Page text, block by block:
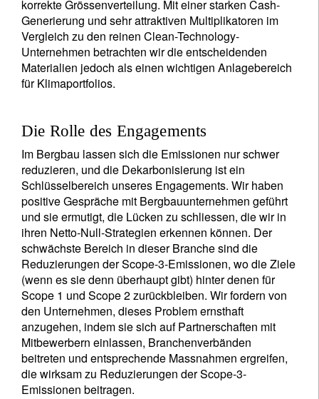
korrekte Grössenverteilung. Mit einer starken Cash-
Generierung und sehr attraktiven Multiplikatoren im
Vergleich zu den reinen Clean-Technology-
Unternehmen betrachten wir die entscheidenden
Materialien jedoch als einen wichtigen Anlagebereich
für Klimaportfolios.
Die Rolle des Engagements
Im Bergbau lassen sich die Emissionen nur schwer
reduzieren, und die Dekarbonisierung ist ein
Schlüsselbereich unseres Engagements. Wir haben
positive Gespräche mit Bergbauunternehmen geführt
und sie ermutigt, die Lücken zu schliessen, die wir in
ihren Netto-Null-Strategien erkennen können. Der
schwächste Bereich in dieser Branche sind die
Reduzierungen der Scope-3-Emissionen, wo die Ziele
(wenn es sie denn überhaupt gibt) hinter denen für
Scope 1 und Scope 2 zurückbleiben. Wir fordern von
den Unternehmen, dieses Problem ernsthaft
anzugehen, indem sie sich auf Partnerschaften mit
Mitbewerbern einlassen, Branchenverbänden
beitreten und entsprechende Massnahmen ergreifen,
die wirksam zu Reduzierungen der Scope-3-
Emissionen beitragen.